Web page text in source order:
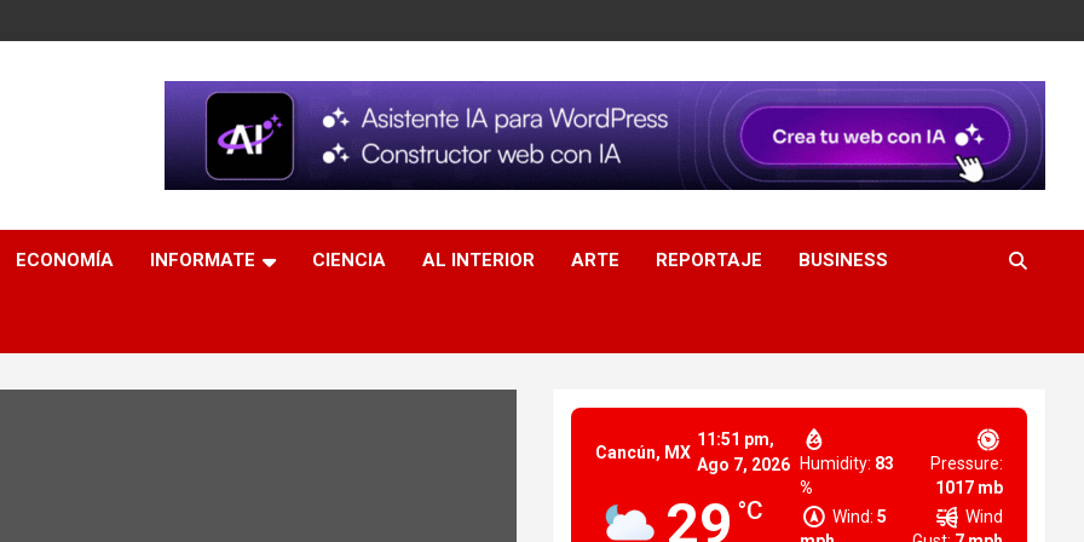
ECONOMÍA INFORMATE CIENCIA AL INTERIOR ARTE REPORTAJE BUSINESS
Cancún, MX
11:51 pm,
Ago 7, 2026
29 °C
Humidity: 83
%
Pressure:
1017 mb
Wind: 5
Wind